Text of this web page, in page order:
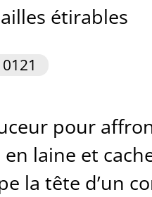
étirables
pour
laine et
la tête d’un